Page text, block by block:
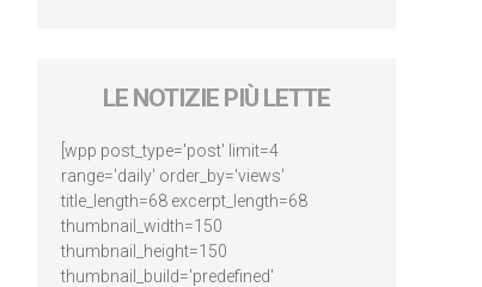
LE NOTIZIE PIÙ LETTE
[wpp post_type='post' limit=4
range='daily' order_by='views'
title_length=68 excerpt_length=68
thumbnail_width=150
thumbnail_height=150
thumbnail_build='predefined'